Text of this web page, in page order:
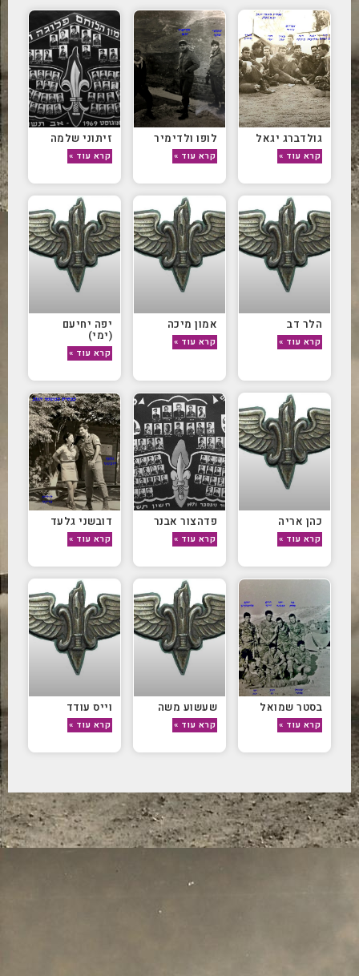
גולדברג יגאל
קרא עוד »
לופו ולדימיר
קרא עוד »
זיתוני שלמה
קרא עוד »
הלר דב
קרא עוד »
אמון מיכה
קרא עוד »
יפה יחיעם
(ימי)
קרא עוד »
כהן אריה
קרא עוד »
פדהצור אבנר
קרא עוד »
דובשני גלעד
קרא עוד »
בסטר שמואל
קרא עוד »
שעשוע משה
קרא עוד »
וייס עודד
קרא עוד »